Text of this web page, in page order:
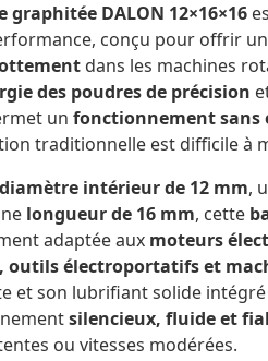
graphitée DALON 12×16×16
conçu pour offrir un
dans les machines
des poudres de précision
un fonctionnement sans
traditionnelle est difficile à
diamètre intérieur de 12 mm,
longueur de 16 mm, cette
adaptée aux moteurs
outils électroportatifs et
et son lubrifiant solide
silencieux, fluide et
ou vitesses modérées.